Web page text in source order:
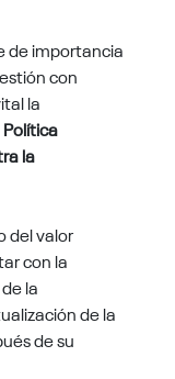
de importancia
con
la
Política
la
del valor
con la
la
de la
de su